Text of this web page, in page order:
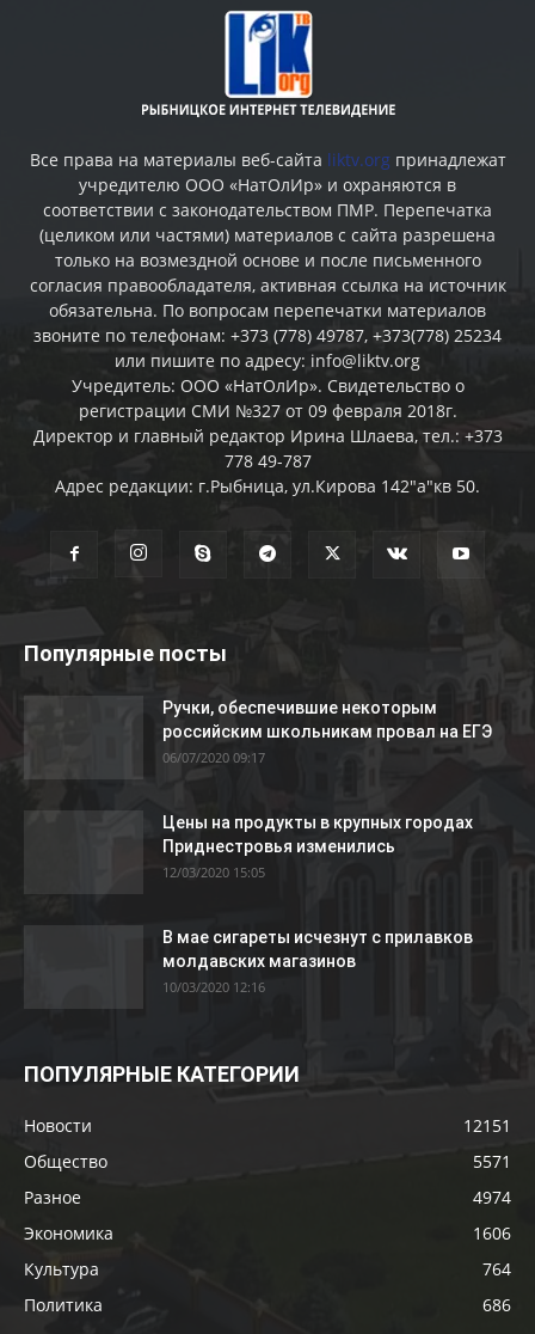
Все права на материалы веб-сайта liktv.org принадлежат
учредителю ООО «НатОлИр» и охраняются в
соответствии с законодательством ПМР. Перепечатка
(целиком или частями) материалов c сайта разрешена
только на возмездной основе и после письменного
согласия правообладателя, активная ссылка на источник
обязательна. По вопросам перепечатки материалов
звоните по телефонам: +373 (778) 49787, +373(778) 25234
или пишите по адресу: info@liktv.org
Учредитель: ООО «НатОлИр». Свидетельство о
регистрации СМИ №327 от 09 февраля 2018г.
Директор и главный редактор Ирина Шлаева, тел.: +373
778 49-787
Адрес редакции: г.Рыбница, ул.Кирова 142"а"кв 50.
Популярные посты
Ручки, обеспечившие некоторым
российским школьникам провал на ЕГЭ
06/07/2020 09:17
Цены на продукты в крупных городах
Приднестровья изменились
12/03/2020 15:05
В мае сигареты исчезнут с прилавков
молдавских магазинов
10/03/2020 12:16
ПОПУЛЯРНЫЕ КАТЕГОРИИ
Новости
12151
Общество
5571
Разное
4974
Экономика
1606
Культура
764
Политика
686